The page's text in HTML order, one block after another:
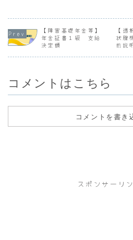
【障害基礎年金等】
年金証書１級 支給
決定額
【透
状腺
前説
コメントはこちら
コメントを書き
スポンサーリ